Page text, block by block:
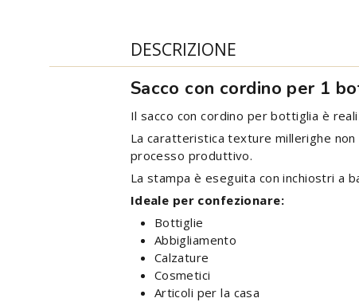
DESCRIZIONE
Sacco con cordino per 1
Il sacco con cordino per bottiglia è
La caratteristica texture millerighe
processo produttivo.
La stampa è eseguita con inchiostri a
Ideale per confezionare:
Bottiglie
Abbigliamento
Calzature
Cosmetici
Articoli per la casa